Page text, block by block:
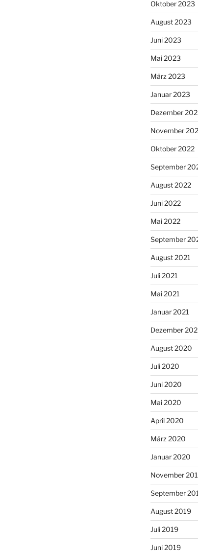
Oktober 2023
August 2023
Juni 2023
Mai 2023
März 2023
Januar 2023
Dezember
November
Oktober 2022
September
August 2022
Juni 2022
Mai 2022
September
August 2021
Juli 2021
Mai 2021
Januar 2021
Dezember
August 2020
Juli 2020
Juni 2020
Mai 2020
April 2020
März 2020
Januar 2020
November
September
August 2019
Juli 2019
Juni 2019